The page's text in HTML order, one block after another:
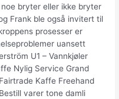
bryter eller ikke bryter
Frank ble også invitert til
prosesser er
uansett
U1 – Vannkjøler
Nylig Service Grand
Kaffe Freehand
varer tone damli